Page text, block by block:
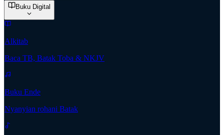
Buku Digital
Alkitab
Baca TB, Batak Toba & NKJV
Buku Ende
Nyanyian rohani Batak